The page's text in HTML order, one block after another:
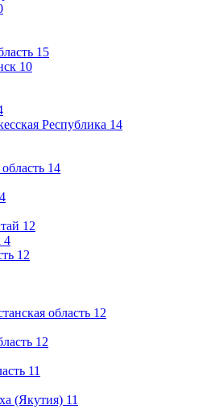
15
10
Республика 14
14
4
12
4
12
область 12
12
11
(Якутия) 11